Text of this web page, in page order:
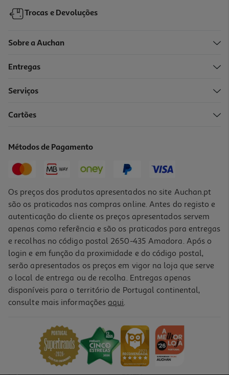
Frigorífico 2 Portas Hotpoint Hat70i 932 W Dc (e 437l 181cm
619,99 €
Trocas e Devoluções
Sobre a Auchan
Entregas
Serviços
Cartões
Métodos de Pagamento
Os preços dos produtos apresentados no site Auchan.pt
são os praticados nas compras online. Antes do registo e
autenticação do cliente os preços apresentados servem
apenas como referência e são os praticados para entregas
e recolhas no código postal 2650-435 Amadora. Após o
login e em função da proximidade e do código postal,
serão apresentados os preços em vigor na loja que serve
o local de entrega ou de recolha. Entregas apenas
disponíveis para o território de Portugal continental,
consulte mais informações aqui.